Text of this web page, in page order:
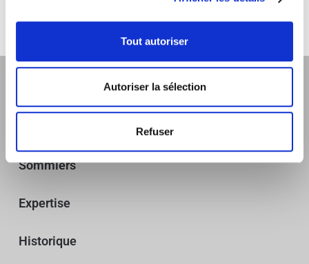
Tout autoriser
Autoriser la sélection
Refuser
Sommiers
Expertise
Historique